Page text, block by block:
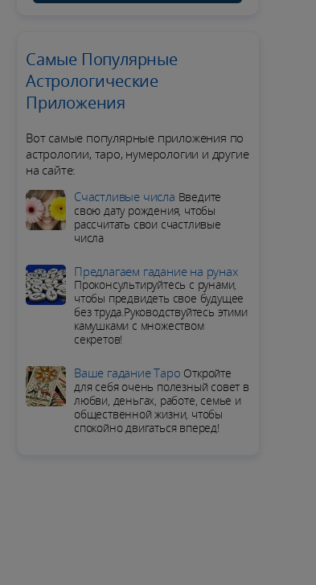
Самые Популярные
Астрологические
Приложения
Вот самые популярные приложения по
астрологии, таро, нумерологии и другие
на сайте:
Счастливые числа Введите
свою дату рождения, чтобы
рассчитать свои счастливые
числа
Предлагаем гадание на рунах
Проконсультируйтесь с рунами,
чтобы предвидеть свое будущее
без труда.Руководствуйтесь этими
камушками с множеством
секретов!
Ваше гадание Таро Откройте
для себя очень полезный совет в
любви, деньгах, работе, семье и
общественной жизни, чтобы
спокойно двигаться вперед!